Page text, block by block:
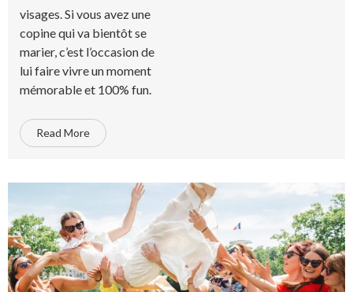
visages. Si vous avez une
copine qui va bientôt se
marier, c’est l’occasion de
lui faire vivre un moment
mémorable et 100% fun.
Read More